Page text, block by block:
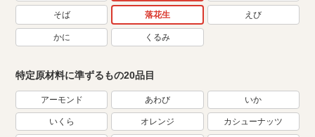
そば 落花生 えび
かに くるみ
特定原材料に準ずるもの20品目
アーモンド あわび いか
いくら オレンジ カシューナッツ